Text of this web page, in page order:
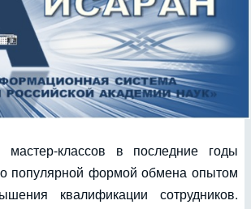
мастер-классов в последние годы
популярной формой обмена опытом
квалификации сотрудников.